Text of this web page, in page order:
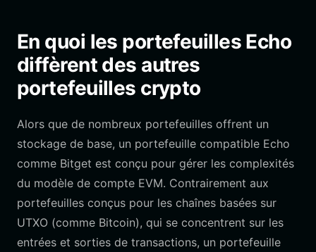
En quoi les portefeuilles Echo
diffèrent des autres
portefeuilles crypto
Alors que de nombreux portefeuilles offrent un
stockage de base, un portefeuille compatible Echo
comme Bitget est conçu pour gérer les complexités
du modèle de compte EVM. Contrairement aux
portefeuilles conçus pour les chaînes basées sur
UTXO (comme Bitcoin), qui se concentrent sur les
entrées et sorties de transactions, un portefeuille